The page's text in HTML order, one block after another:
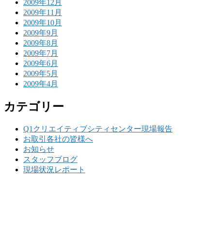
2009年12月
2009年11月
2009年10月
2009年9月
2009年8月
2009年7月
2009年6月
2009年5月
2009年4月
カテゴリー
Q1クリエイティブシティセンター現場報告
お取引各社の皆様へ
お知らせ
スタッフブログ
現場状況レポート